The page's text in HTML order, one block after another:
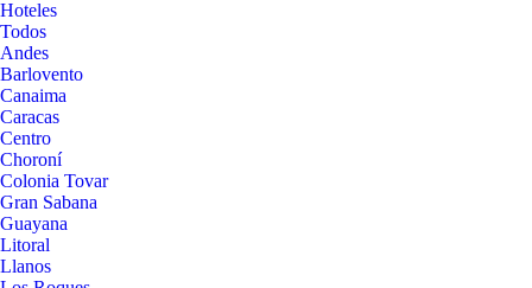
Hoteles
Todos
Andes
Barlovento
Canaima
Caracas
Centro
Choroní
Colonia Tovar
Gran Sabana
Guayana
Litoral
Llanos